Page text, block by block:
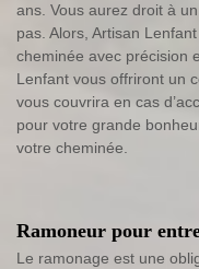
ans. Vous aurez droit à
pas. Alors, Artisan
cheminée avec précision
Lenfant vous offriront un
vous couvrira en cas
pour votre grande
votre cheminée.
Ramoneur pour
Le ramonage est une